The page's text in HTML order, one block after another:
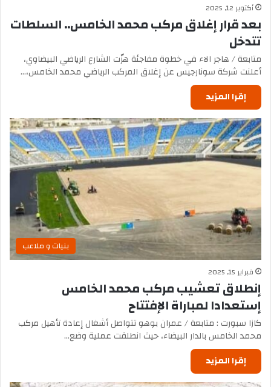
أكتوبر 12, 2025
بعد قرار إغلاق مركب محمد الخامس.. السلطات
تتدخل
متابعة / هاجر الاء في خطوة مفاجئة هزّت الشارع الرياضي البيضاوي،
أعلنت شركة سونارجيس عن إغلاق المركب الرياضي محمد الخامس،…
إقرا المزيد
بنيات و ملاعب
فبراير 15, 2025
إنطلاق تعشيب مركب محمد الخامس
إستعدادا لمباراة الإفتتاح
كازا سبورت : متابعة / عمران بوهو تتواصل أشغال إعادة تأهيل مركب
محمد الخامس بالدار البيضاء، حيث انطلقت عملية وضع…
إقرا المزيد